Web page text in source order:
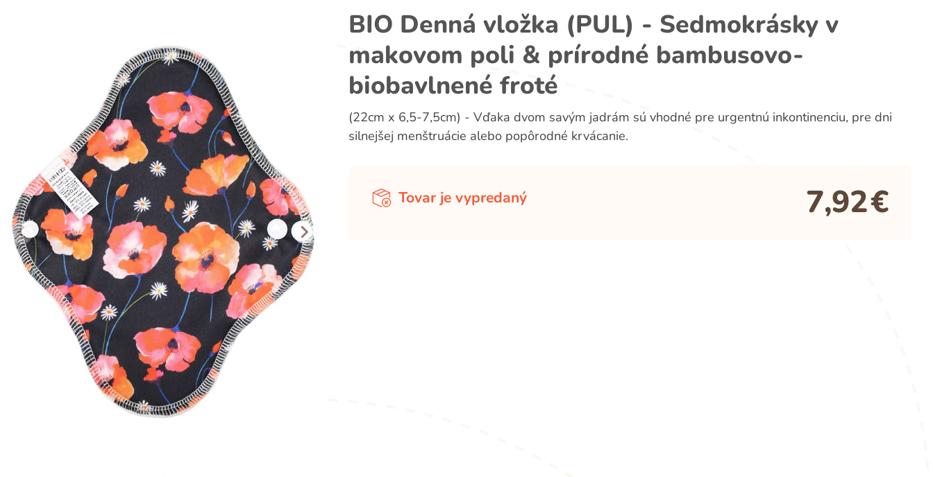
BIO Denná vložka (PUL) - Sedmokrásky v
makovom poli & prírodné bambusovo-
biobavlnené froté
(22cm x 6,5-7,5cm) - Vďaka dvom savým jadrám sú vhodné pre urgentnú inkontinenciu, pre dni
silnejšej menštruácie alebo popôrodné krvácanie.
Tovar je vypredaný 7,92€